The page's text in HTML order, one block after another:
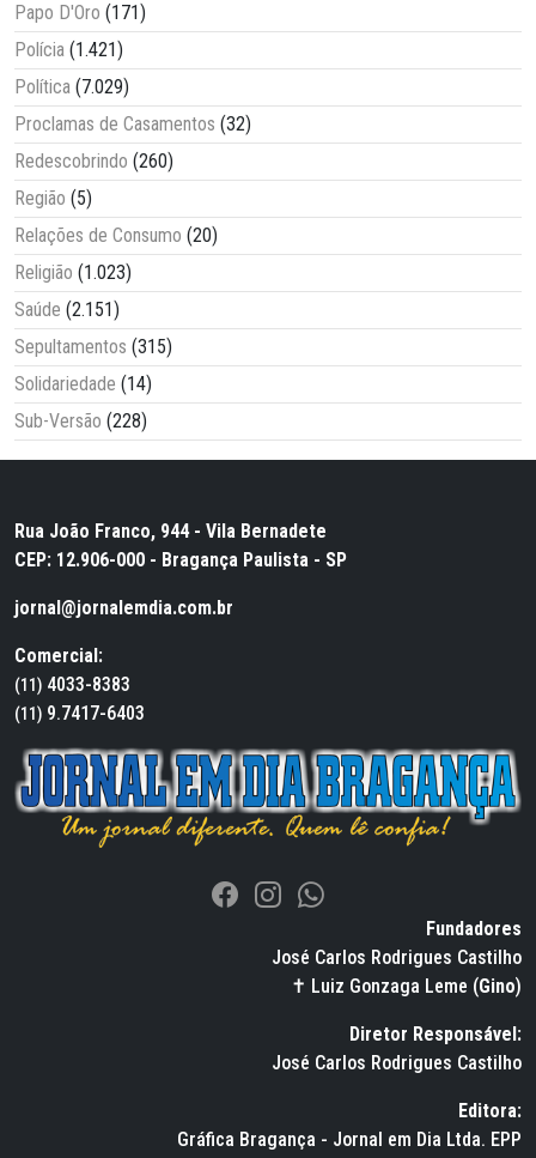
Papo D'Oro (171)
Polícia (1.421)
Política (7.029)
Proclamas de Casamentos (32)
Redescobrindo (260)
Região (5)
Relações de Consumo (20)
Religião (1.023)
Saúde (2.151)
Sepultamentos (315)
Solidariedade (14)
Sub-Versão (228)
Rua João Franco, 944 - Vila Bernadete
CEP: 12.906-000 - Bragança Paulista - SP
jornal@jornalemdia.com.br
Comercial:
(11) 4033-8383
(11) 9.7417-6403
Fundadores
José Carlos Rodrigues Castilho
✝ Luiz Gonzaga Leme (Gino)
Diretor Responsável:
José Carlos Rodrigues Castilho
Editora:
Gráfica Bragança - Jornal em Dia Ltda. EPP